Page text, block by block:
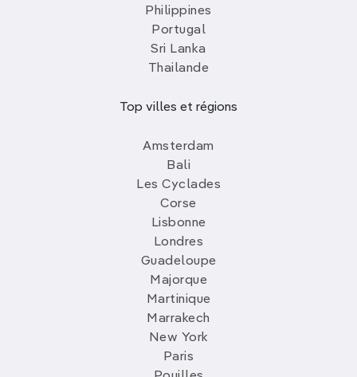
Philippines
Portugal
Sri Lanka
Thailande
Top villes et régions
Amsterdam
Bali
Les Cyclades
Corse
Lisbonne
Londres
Guadeloupe
Majorque
Martinique
Marrakech
New York
Paris